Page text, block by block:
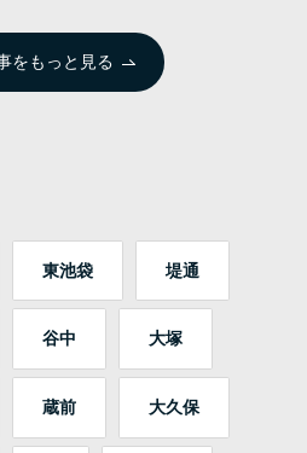
をもっと見る
東池袋 堤通
谷中 大塚
蔵前 大久保